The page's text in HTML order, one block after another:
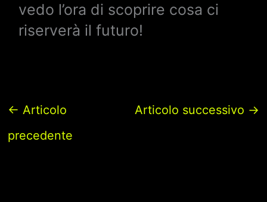
vedo l’ora di scoprire cosa ci
riserverà il futuro!
← Articolo
precedente
Articolo successivo →